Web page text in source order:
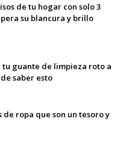
de tu hogar con solo 3
su blancura y brillo
guante de limpieza roto a
saber esto
de ropa que son un tesoro y